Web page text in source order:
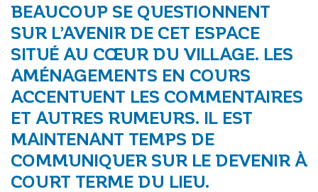
BEAUCOUP SE QUESTIONNENT
SUR L’AVENIR DE CET ESPACE
SITUÉ AU CŒUR DU VILLAGE. LES
AMÉNAGEMENTS EN COURS
ACCENTUENT LES COMMENTAIRES
ET AUTRES RUMEURS. IL EST
MAINTENANT TEMPS DE
COMMUNIQUER SUR LE DEVENIR À
COURT TERME DU LIEU.